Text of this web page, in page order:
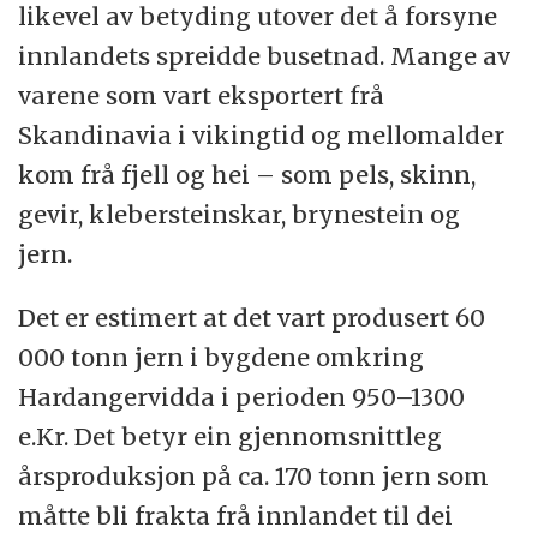
likevel av betyding utover det å forsyne
innlandets spreidde busetnad. Mange av
varene som vart eksportert frå
Skandinavia i vikingtid og mellomalder
kom frå fjell og hei – som pels, skinn,
gevir, klebersteinskar, brynestein og
jern.
Det er estimert at det vart produsert 60
000 tonn jern i bygdene omkring
Hardangervidda i perioden 950–1300
e.Kr. Det betyr ein gjennomsnittleg
årsproduksjon på ca. 170 tonn jern som
måtte bli frakta frå innlandet til dei